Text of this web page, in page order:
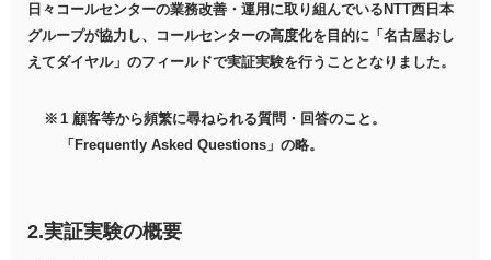
日々コールセンターの業務改善・運用に取り組んでいるNTT西日本
グループが協力し、コールセンターの高度化を目的に「名古屋おし
えてダイヤル」のフィールドで実証実験を行うこととなりました。
1 顧客等から頻繁に尋ねられる質問・回答のこと。
「Frequently Asked Questions」の略。
2.実証実験の概要